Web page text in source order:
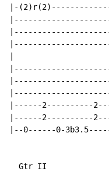
|-
|------2----------
|------2----------
|--0------0-
  Gtr II